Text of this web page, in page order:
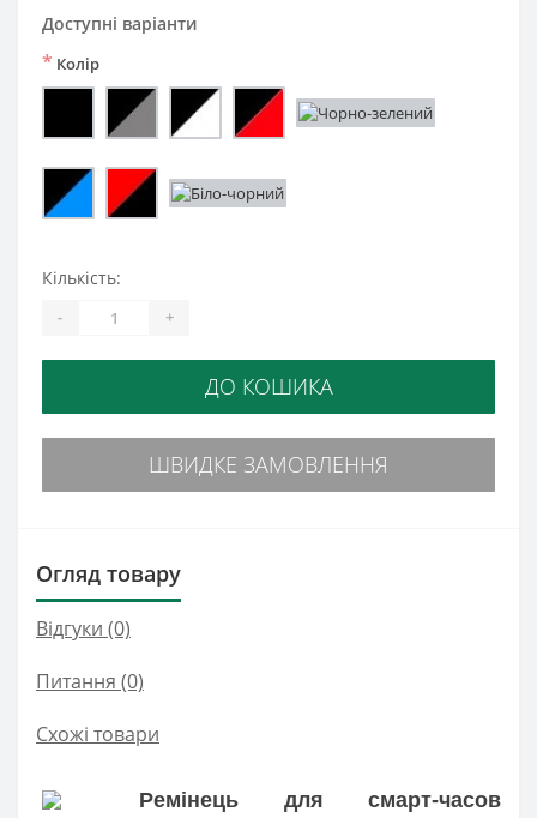
Доступні варіанти
* Колір
Кількість:
- +
ДО КОШИКА
ШВИДКЕ ЗАМОВЛЕННЯ
Огляд товару
Відгуки (0)
Питання (0)
Схожі товари
Ремінець для смарт-часов